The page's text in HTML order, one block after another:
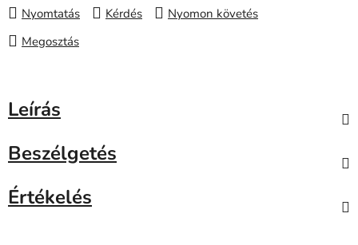
Nyomtatás Kérdés
Nyomon követés
Megosztás
Leírás
Beszélgetés
Értékelés